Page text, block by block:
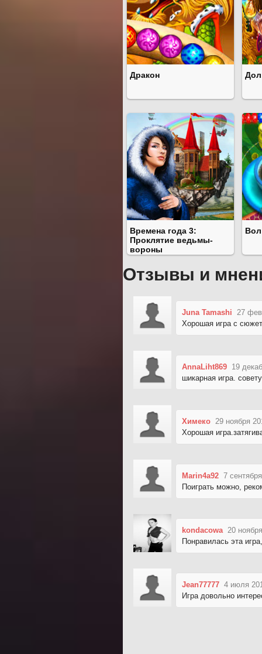
Дракон
Времена года 3:
Проклятие ведьмы-
вороны
Отзывы и
Juna Tamashi
27
Хорошая игра с
AnnaLiht869 19
шикарная игра.
Химеко 29 ноября
Хорошая
Marin4a92 7
Поиграть можно,
kondacowa 20
Понравилась эта
Jean77777 4 июля
Игра довольно